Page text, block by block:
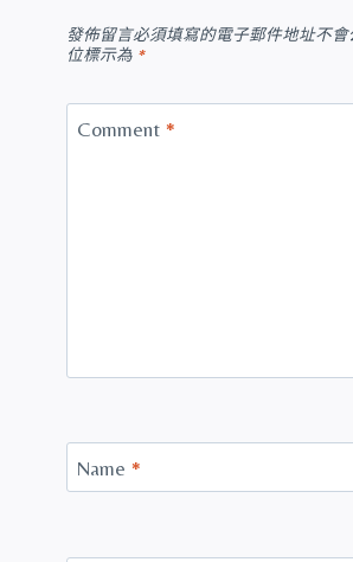
發佈留言必須填寫的電子郵件地址不會
位標示為 *
Comment *
Name *